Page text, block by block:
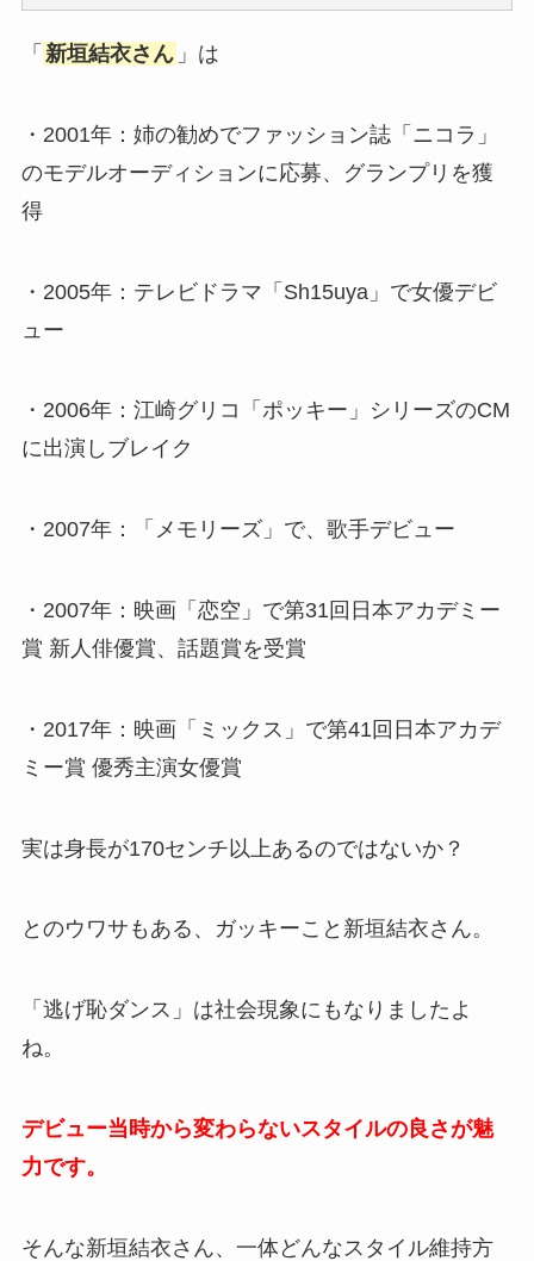
「 新垣結衣さん 」は
・2001年：姉の勧めでファッション誌「ニコラ」
のモデルオーディションに応募、グランプリを獲
得
・2005年：テレビドラマ「Sh15uya」で女優デビ
ュー
・2006年：江崎グリコ「ポッキー」シリーズのCM
に出演しブレイク
・2007年：「メモリーズ」で、歌手デビュー
・2007年：映画「恋空」で第31回日本アカデミー
賞 新人俳優賞、話題賞を受賞
・2017年：映画「ミックス」で第41回日本アカデ
ミー賞 優秀主演女優賞
実は身長が170センチ以上あるのではないか？
とのウワサもある、ガッキーこと新垣結衣さん。
「逃げ恥ダンス」は社会現象にもなりましたよ
ね。
デビュー当時から変わらないスタイルの良さが魅
力です。
そんな新垣結衣さん、一体どんなスタイル維持方